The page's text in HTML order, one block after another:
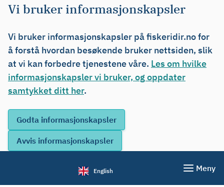
Vi bruker informasjonskapsler
Vi bruker informasjonskapsler på fiskeridir.no for
å forstå hvordan besøkende bruker nettsiden, slik
at vi kan forbedre tjenestene våre. Les om hvilke
informasjonskapsler vi bruker, og oppdater
samtykket ditt her.
English Meny